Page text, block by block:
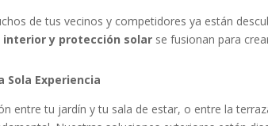
de tus vecinos y competidores ya están
interior y protección solar se fusionan para
Sola Experiencia
entre tu jardín y tu sala de estar, o entre la